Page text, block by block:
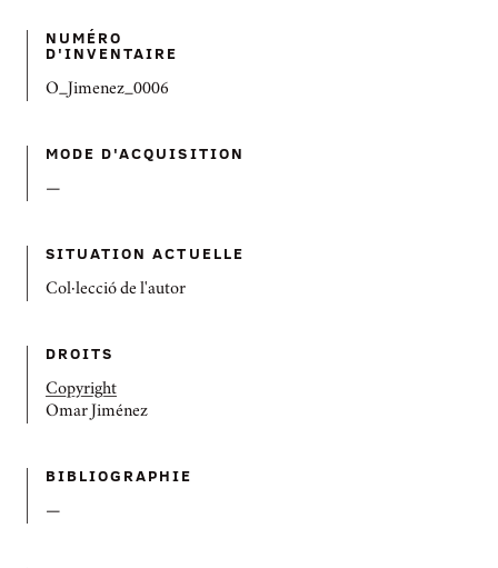
NUMÉRO
D'INVENTAIRE
O_Jimenez_0006
MODE D'ACQUISITION
—
SITUATION ACTUELLE
Col·lecció de l'autor
DROITS
Copyright
Omar Jiménez
BIBLIOGRAPHIE
—